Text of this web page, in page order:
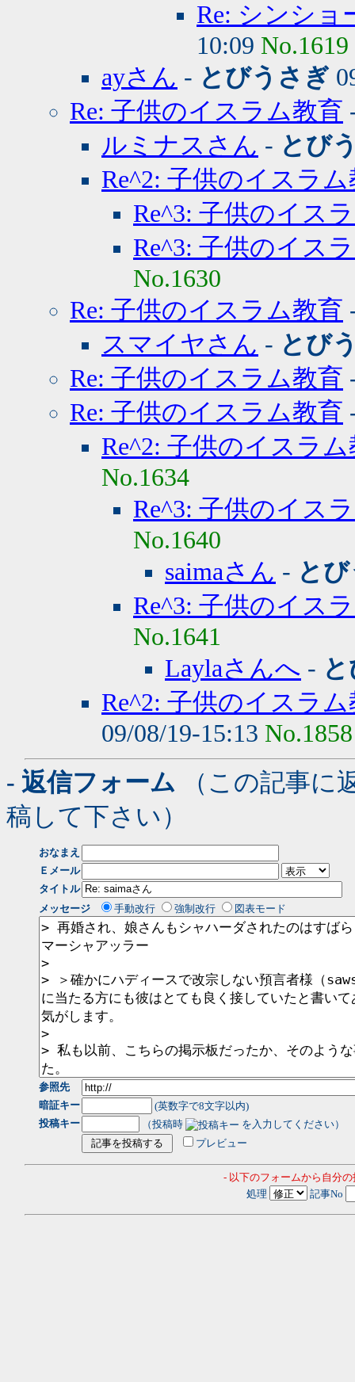
Re: シンショ
10:09 No.1619
ayさん - とびうさぎ
Re: 子供のイスラム教育
ルミナスさん - とび
Re^2: 子供のイスラ
Re^3: 子供のイス
Re^3: 子供のイス
No.1630
Re: 子供のイスラム教育
スマイヤさん - とび
Re: 子供のイスラム教育
Re: 子供のイスラム教育
Re^2: 子供のイスラ
No.1634
Re^3: 子供のイス
No.1640
saimaさん - と
Re^3: 子供のイス
No.1641
Laylaさんへ -
Re^2: 子供のイスラ
09/08/19-15:13 No.1858
- 返信フォーム （この記事に
稿して下さい）
おなまえ
Ｅメール
タイトル
メッセージ
手動改行 強制改行 図表モード
参照先
暗証キー
(英数字で8文字以内)
投稿キー
（投稿時
を入力してください）
プレビュー
- 以下のフォームから自分
処理
記事No